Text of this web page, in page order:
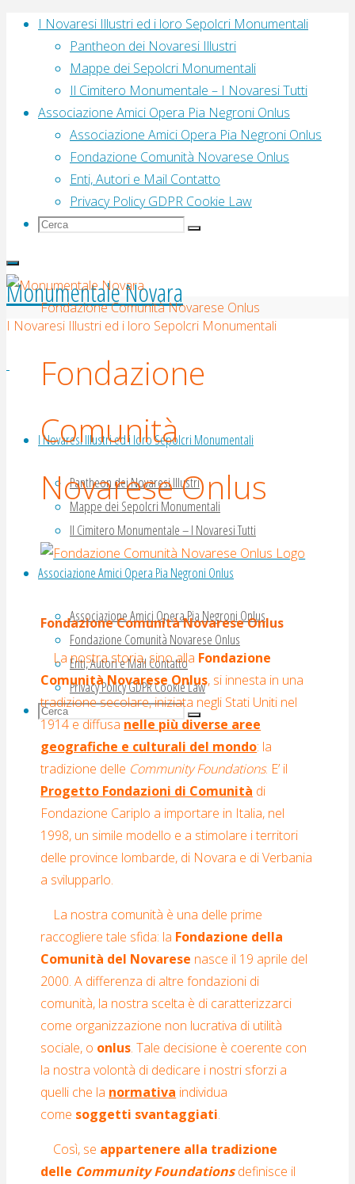
Salta
contenuto
I Novaresi Illustri ed i loro Sepolcri Monumentali
Pantheon dei Novaresi Illustri
Mappe dei Sepolcri Monumentali
Il Cimitero Monumentale – I Novaresi Tutti
Associazione Amici Opera Pia Negroni Onlus
Associazione Amici Opera Pia Negroni Onlus
Fondazione Comunità Novarese Onlus
Enti, Autori e Mail Contatto
Privacy Policy GDPR Cookie Law
Cerca
Cerca
Cerca
Monumentale Novara
I Novaresi Illustri ed i loro Sepolcri Monumentali
I Novaresi Illustri ed i loro Sepolcri Monumentali
Pantheon dei Novaresi Illustri
Mappe dei Sepolcri Monumentali
Il Cimitero Monumentale – I Novaresi Tutti
Associazione Amici Opera Pia Negroni Onlus
Associazione Amici Opera Pia Negroni Onlus
Fondazione Comunità Novarese Onlus
Enti, Autori e Mail Contatto
Privacy Policy GDPR Cookie Law
Cerca
Cerca
per:
Cerca
Home
Fondazione Comunità Novarese Onlus
Fondazione
Comunità
Novarese Onlus
Fondazione Comunità Novarese Onlus
La nostra storia, sino alla Fondazione
Comunità Novarese Onlus, si innesta in una
tradizione secolare, iniziata negli Stati Uniti nel
1914 e diffusa nelle più diverse aree
geografiche e culturali del mondo: la
tradizione delle Community Foundations. E’ il
Progetto Fondazioni di Comunità di
Fondazione Cariplo a importare in Italia, nel
1998, un simile modello e a stimolare i territori
delle province lombarde, di Novara e di Verbania
a svilupparlo.
La nostra comunità è una delle prime
raccogliere tale sfida: la Fondazione della
Comunità del Novarese nasce il 19 aprile del
2000.A differenza di altre fondazioni di
comunità, la nostra scelta è di caratterizzarci
come organizzazione non lucrativa di utilità
sociale, o onlus.Tale decisione è coerente con
la nostra volontà di dedicare i nostri sforzi a
quelli che la normativa individua
come soggetti svantaggiati.
Così, se appartenere alla tradizione
delle Community Foundationsdefinisce il